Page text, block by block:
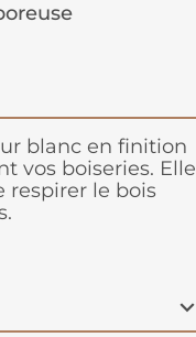
blanc en finition
vos boiseries. Elle
respirer le bois